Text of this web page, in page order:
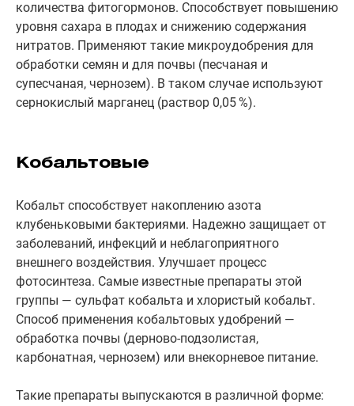
количества фитогормонов. Способствует повышению
уровня сахара в плодах и снижению содержания
нитратов. Применяют такие микроудобрения для
обработки семян и для почвы (песчаная и
супесчаная, чернозем). В таком случае используют
сернокислый марганец (раствор 0,05 %).
Кобальтовые
Кобальт способствует накоплению азота
клубеньковыми бактериями. Надежно защищает от
заболеваний, инфекций и неблагоприятного
внешнего воздействия. Улучшает процесс
фотосинтеза. Самые известные препараты этой
группы — сульфат кобальта и хлористый кобальт.
Способ применения кобальтовых удобрений —
обработка почвы (дерново-подзолистая,
карбонатная, чернозем) или внекорневое питание.
Такие препараты выпускаются в различной форме: